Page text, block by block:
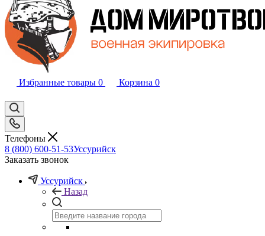
Избранные товары 0 Корзина 0
Телефоны
8 (800) 600-51-53Уссурийск
Заказать звонок
Уссурийск
Назад